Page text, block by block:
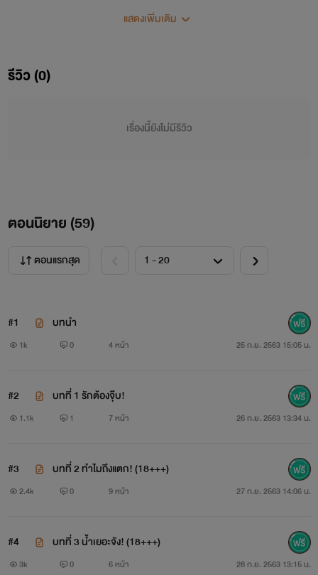
“เลิกทำแบบนี้ได้แล้วน่าเจ๊ ผมไม่ใช่เจ้าเด็กตัวน้อยๆเหมือนเมื่อ
ก่อนแล้วนะ ผมโตแล้ว เข้ามหาลัยแล้วด้วย”
ระหว่างขาของกายทันที กายร้องแทบบ้านแตก!
กายใช้มือกุมเป้าตัวเอง เจ๊เลิฟนี่จริงๆเลย
แสดงเพิ่มเติม
รีวิว (0)
เรื่องนี้ยังไม่มีรีวิว
ตอนนิยาย (59)
ตอนแรกสุด
#1 บทนำ
1k 0 4 หน้า 25 ก.ย. 2563 15:05 น.
#2 บทที่ 1 รักต้องจุ๊บ!
1.1k 1 7 หน้า 26 ก.ย. 2563 13:34 น.
#3 บทที่ 2 ทำไมถึงแตก! (18+++)
2.4k 0 9 หน้า 27 ก.ย. 2563 14:06 น.
#4 บทที่ 3 น้ำเยอะจัง! (18+++)
3k 0 6 หน้า 28 ก.ย. 2563 13:15 น.